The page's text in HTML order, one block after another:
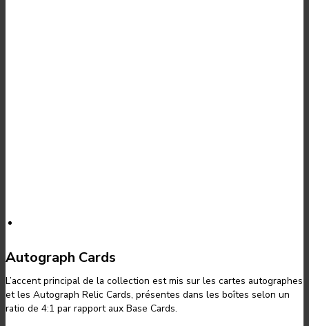
Autograph Cards
L’accent principal de la collection est mis sur les cartes autographes
et les Autograph Relic Cards, présentes dans les boîtes selon un
ratio de 4:1 par rapport aux Base Cards.